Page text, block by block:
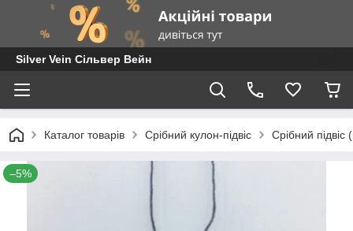
Silver Vein Сільвер Вейн
Каталог товарів Срібний кулон-підвіс Срібний підвіс
–5%